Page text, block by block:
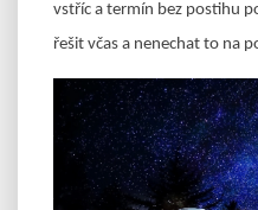
vstříc a termín bez postihu
řešit včas a nenechat to na